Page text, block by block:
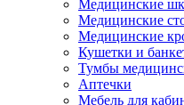
Медицинские
Медицинские
Медицинские
Кушетки и
Тумбы
Аптечки
Мебель для